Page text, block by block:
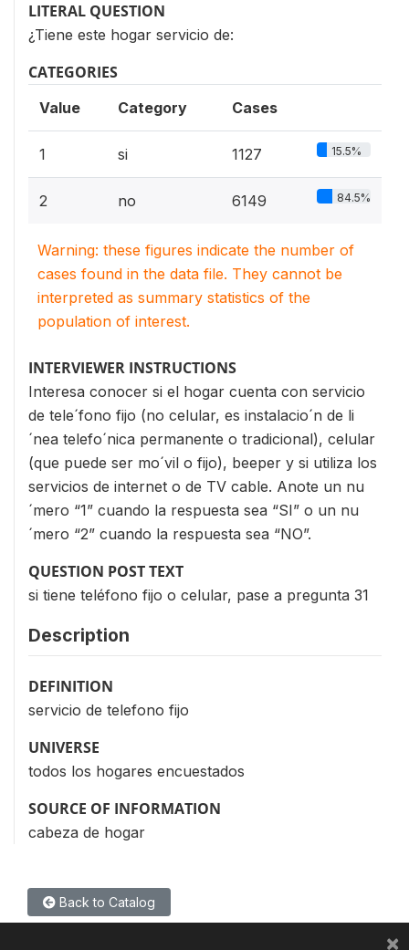
LITERAL QUESTION
¿Tiene este hogar servicio de:
CATEGORIES
Value Category Cases
1 si 1127 15.5%
2 no 6149 84.5%
Warning: these figures indicate the number of
cases found in the data file. They cannot be
interpreted as summary statistics of the
population of interest.
INTERVIEWER INSTRUCTIONS
Interesa conocer si el hogar cuenta con servicio
de tele´fono fijo (no celular, es instalacio´n de li
´nea telefo´nica permanente o tradicional), celular
(que puede ser mo´vil o fijo), beeper y si utiliza los
servicios de internet o de TV cable. Anote un nu
´mero “1” cuando la respuesta sea “SI” o un nu
´mero “2” cuando la respuesta sea “NO”.
QUESTION POST TEXT
si tiene teléfono fijo o celular, pase a pregunta 31
Description
DEFINITION
servicio de telefono fijo
UNIVERSE
todos los hogares encuestados
SOURCE OF INFORMATION
cabeza de hogar
Back to Catalog
×